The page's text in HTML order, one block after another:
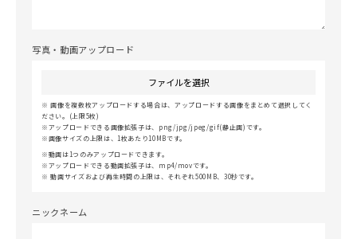
写真・動画アップロード
ファイルを選択
画像を複数枚アップロードする場合は、アップロードする画像をまとめて選択してく
ださい。(上限5枚)
アップロードできる画像拡張子は、png/jpg/jpeg/gif(静止画)です。
画像サイズの上限は、1枚あたり10MBです。
動画は1つのみアップロードできます。
アップロードできる動画拡張子は、mp4/movです。
動画サイズおよび再生時間の上限は、それぞれ500MB、30秒です。
ニックネーム